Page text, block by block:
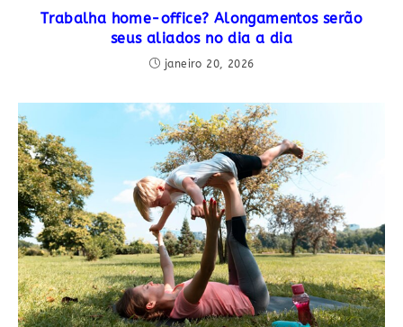
Trabalha home-office? Alongamentos serão
seus aliados no dia a dia
janeiro 20, 2026